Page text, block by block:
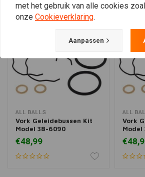
ALL BALLS
Vork Geleidebussen Kit
Model 38-6090
€48,99
ALL
Vork
Model
met het gebruik van alle cookies
onze Cookieverklaring.
Aanpassen